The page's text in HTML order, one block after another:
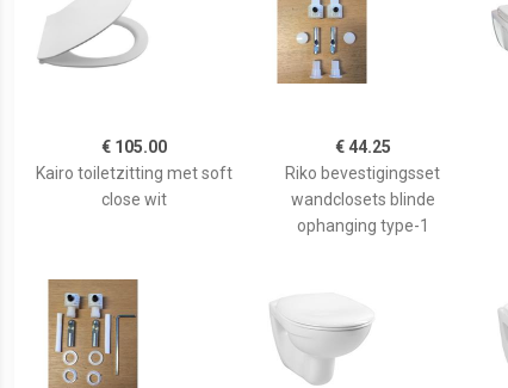
€ 105.00
Kairo toiletzitting met soft
close wit
€ 44.25
Riko bevestigingsset
wandclosets blinde
ophanging type-1